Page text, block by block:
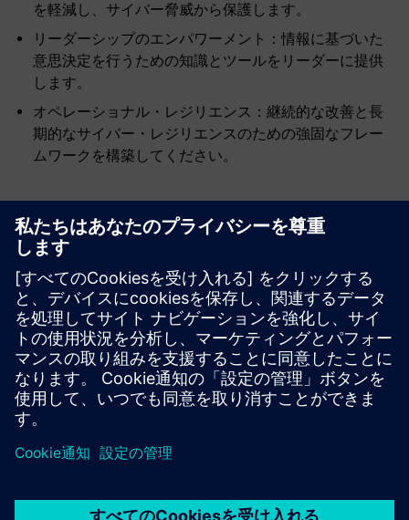
を軽減し、サイバー脅威から保護します。
リーダーシップのエンパワーメント：情報に基づいた
意思決定を行うための知識とツールをリーダーに提供
します。
オペレーショナル・レジリエンス：継続的な改善と長
期的なサイバー・レジリエンスのための強固なフレー
ムワークを構築してください。
リソースと関連製品の詳細
必要条件
なし